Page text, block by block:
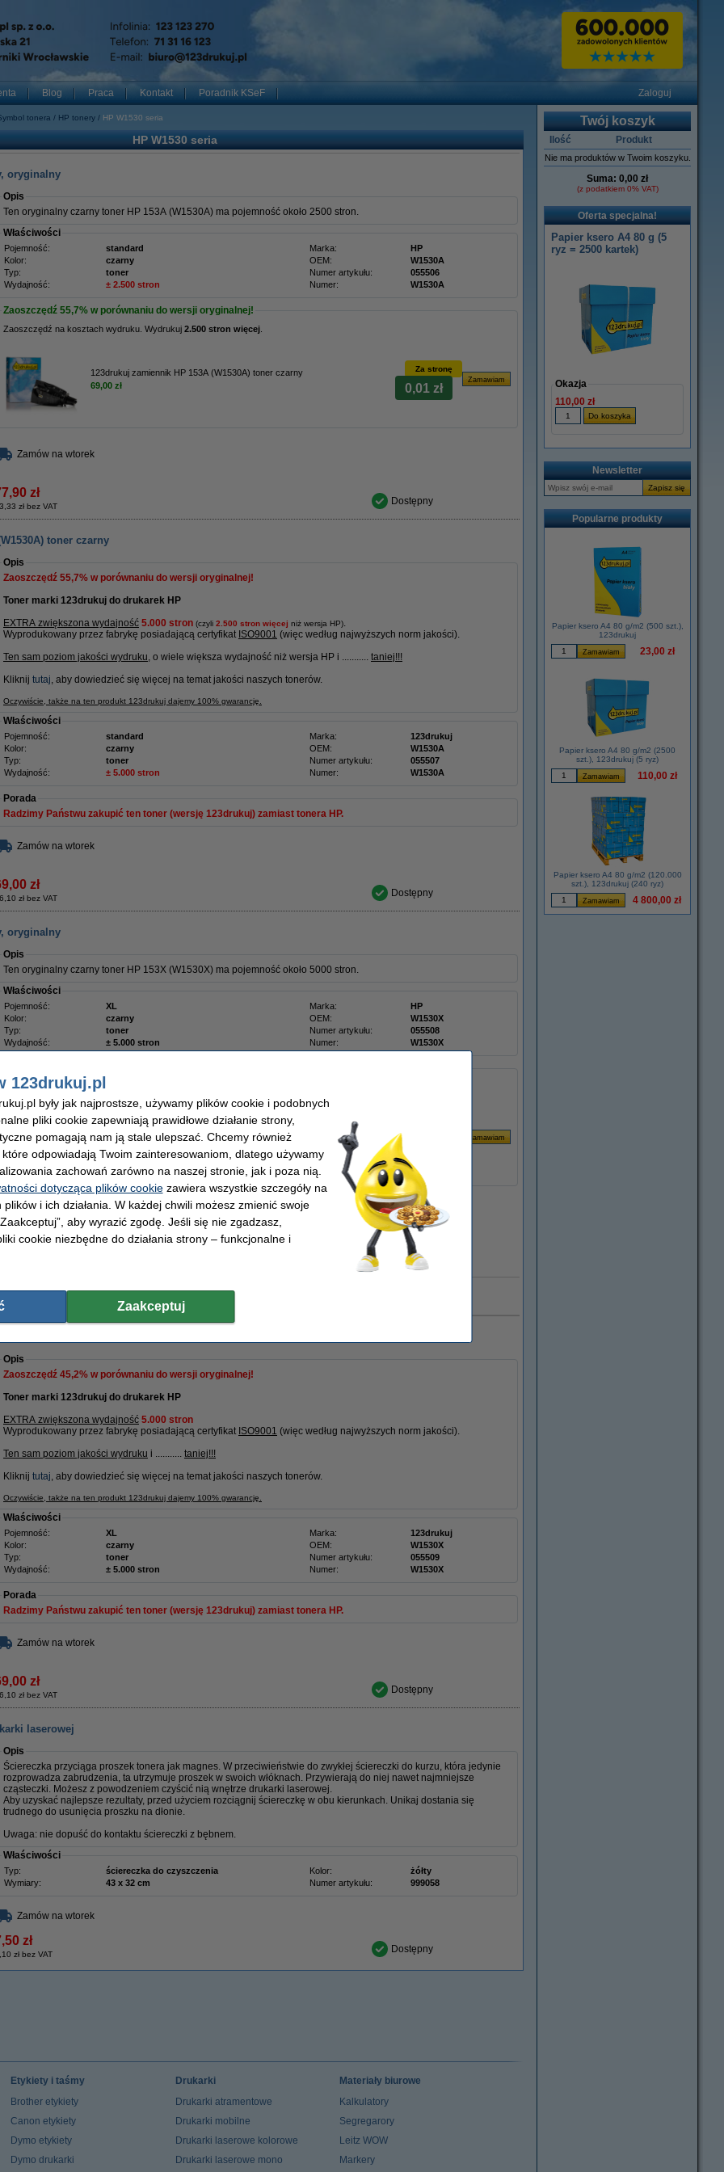
Blog Praca Kontakt Poradnik KSeF Zaloguj
tonera HP tonery HP W1530 seria
HP W1530 seria
oryginalny
Opis
Ten oryginalny czarny toner HP 153A (W1530A) ma pojemność około 2500 stron.
Właściwości
Pojemność: standard Marka:
HP
Kolor:
czarny OEM:
W1530A
Typ:
toner Numer artykułu:
055506
Wydajność:
± 2.500 stron Numer: W1530A
Zaoszczędź 55,7% w porównaniu do wersji oryginalnej!
Zaoszczędź na kosztach wydruku. Wydrukuj 2.500 stron więcej
123drukuj zamiennik HP 153A (W1530A) toner czarny
69,00 zł
Za stronę
0,01 zł
Zamów na wtorek
zł
zł bez VAT Dostępny
toner czarny
Opis
Zaoszczędź 55,7% w porównaniu do wersji oryginalnej!
Toner marki 123drukuj do drukarek HP
EXTRA zwiększona wydajność 5.000 stron (czyli 2.500 stron więcej niż wersja HP).
Wyprodukowany przez fabrykę posiadającą certyfikat ISO9001 (więc według najwyższych norm jakości).
Ten sam poziom jakości wydruku, o wiele większa wydajność niż wersja HP i ........... taniej!!!
Kliknij tutaj, aby dowiedzieć się więcej na temat jakości naszych tonerów.
Oczywiście, także na ten produkt 123drukuj dajemy 100% gwarancję.
Właściwości
Pojemność: standard Marka:
123drukuj
Kolor:
czarny OEM:
W1530A
Typ:
toner Numer artykułu:
055507
Wydajność:
± 5.000 stron Numer: W1530A
Porada
Radzimy Państwu zakupić ten toner (wersję 123drukuj) zamiast tonera HP.
Zamów na wtorek
zł
zł bez VAT Dostępny
oryginalny
Opis
Ten oryginalny czarny toner HP 153X (W1530X) ma pojemność około 5000 stron.
Właściwości
Pojemność: XL Marka:
HP
Kolor:
czarny OEM:
W1530X
Typ:
toner Numer artykułu:
055508
Wydajność:
± 5.000 stron Numer: W1530X
Zaoszczędź na kosztach wydruku.
123drukuj zamiennik HP 153X (W1530X) toner czarny, zwiększona
pojemność
69,00 zł
Zamów na wtorek
Dostępny
toner czarny, zwiększona pojemność
Opis
Zaoszczędź 45,2% w porównaniu do wersji oryginalnej!
Toner marki 123drukuj do drukarek HP
EXTRA zwiększona wydajność 5.000 stron
Wyprodukowany przez fabrykę posiadającą certyfikat ISO9001 (więc według najwyższych norm jakości).
Ten sam poziom jakości wydruku i ........... taniej!!!
Kliknij tutaj, aby dowiedzieć się więcej na temat jakości naszych tonerów.
Oczywiście, także na ten produkt 123drukuj dajemy 100% gwarancję.
Właściwości
Pojemność: XL Marka:
123drukuj
Kolor:
czarny OEM:
W1530X
Typ:
toner Numer artykułu:
055509
Wydajność:
± 5.000 stron Numer: W1530X
Porada
Radzimy Państwu zakupić ten toner (wersję 123drukuj) zamiast tonera HP.
Zamów na wtorek
zł
zł bez VAT Dostępny
laserowej
Opis
Ściereczka przyciąga proszek tonera jak magnes. W przeciwieństwie do zwykłej ściereczki do kurzu, która jedynie
rozprowadza zabrudzenia, ta utrzymuje proszek w swoich włóknach. Przywierają do niej nawet najmniejsze
cząsteczki. Możesz z powodzeniem czyścić nią wnętrze drukarki laserowej.
Aby uzyskać najlepsze rezultaty, przed użyciem rozciągnij ściereczkę w obu kierunkach. Unikaj dostania się
trudnego do usunięcia proszku na dłonie.
Uwaga: nie dopuść do kontaktu ściereczki z bębnem.
Właściwości
Typ: ściereczka do czyszczenia Kolor:
żółty
Wymiary:
43 x 32 cm Numer artykułu: 999058
Zamów na wtorek
zł
zł bez VAT Dostępny
Twój koszyk
Ilość Produkt
Nie ma produktów w Twoim koszyku.
Suma: 0,00 zł
(z podatkiem 0% VAT)
Oferta specjalna!
Papier ksero A4 80 g (5
ryz = 2500 kartek)
Okazja
110,00 zł
Newsletter
Popularne produkty
Papier ksero A4 80 g/m2 (500 szt.),
123drukuj
23,00 zł
Papier ksero A4 80 g/m2 (2500
szt.), 123drukuj (5 ryz)
110,00 zł
Papier ksero A4 80 g/m2 (120.000
szt.), 123drukuj (240 ryz)
4 800,00 zł
Etykiety i taśmy
Brother etykiety
Canon etykiety
Dymo etykiety
Dymo drukarki
Drukarki
Drukarki atramentowe
Drukarki mobilne
Drukarki laserowe kolorowe
Drukarki laserowe mono
Materiały biurowe
Kalkulatory
Segregarory
Leitz WOW
Markery
123drukuj.pl
były jak najprostsze, używamy plików cookie i podobnych
pliki cookie zapewniają prawidłowe działanie strony,
pomagają nam ją stale ulepszać. Chcemy również
odpowiadają Twoim zainteresowaniom, dlatego używamy
zachowań zarówno na naszej stronie, jak i poza nią.
dotycząca plików cookiezawiera wszystkie szczegóły na
i ich działania. W każdej chwili możesz zmienić swoje
aby wyrazić zgodę. Jeśli się nie zgadzasz,
cookie niezbędne do działania strony – funkcjonalne i
Zaakceptuj